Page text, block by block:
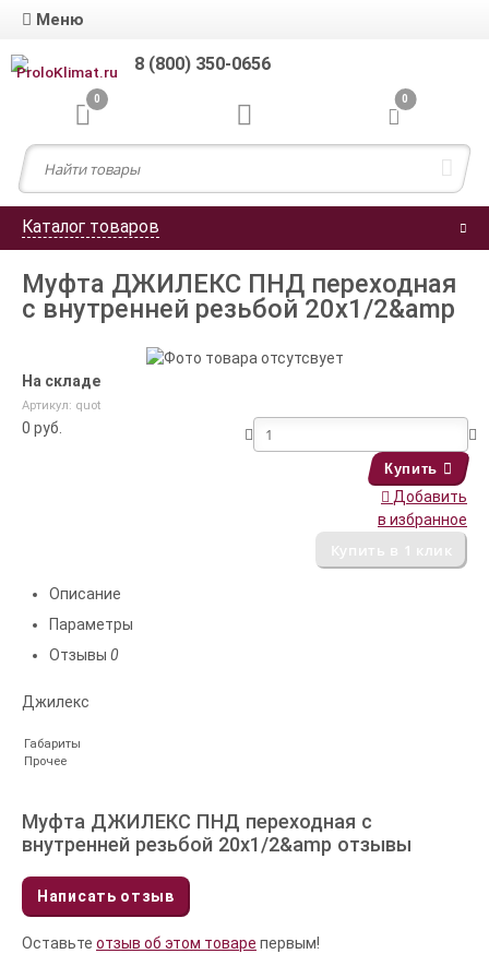
Меню
8 (800) 350-0656
0 0
Каталог товаров
Муфта ДЖИЛЕКС ПНД переходная
с внутренней резьбой 20х1/2&amp
На складе
Артикул: quot
0 руб.
Купить
Добавить
в избранное
Описание
Параметры
Отзывы 0
Джилекс
Габариты
Прочее
Муфта ДЖИЛЕКС ПНД переходная с
внутренней резьбой 20х1/2&amp отзывы
Написать отзыв
Оставьте отзыв об этом товаре первым!